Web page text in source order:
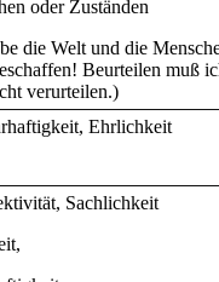
oder Zuständen
die Welt und die
Beurteilen muß
verurteilen.)
Ehrlichkeit
Sachlichkeit